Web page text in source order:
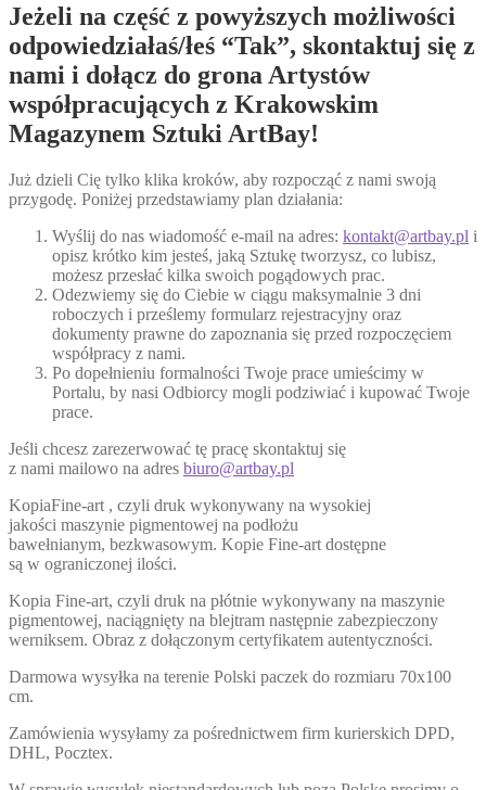
Jeżeli na część z powyższych możliwości
odpowiedziałaś/łeś “Tak”, skontaktuj się z
nami i dołącz do grona Artystów
współpracujących z Krakowskim
Magazynem Sztuki ArtBay!
Już dzieli Cię tylko klika kroków, aby rozpocząć z nami swoją
przygodę. Poniżej przedstawiamy plan działania:
Wyślij do nas wiadomość e-mail na adres: kontakt@artbay.pl i
opisz krótko kim jesteś, jaką Sztukę tworzysz, co lubisz,
możesz przesłać kilka swoich pogądowych prac.
Odezwiemy się do Ciebie w ciągu maksymalnie 3 dni
roboczych i prześlemy formularz rejestracyjny oraz
dokumenty prawne do zapoznania się przed rozpoczęciem
współpracy z nami.
Po dopełnieniu formalności Twoje prace umieścimy w
Portalu, by nasi Odbiorcy mogli podziwiać i kupować Twoje
prace.
Jeśli chcesz zarezerwować tę pracę skontaktuj się
z nami mailowo na adres biuro@artbay.pl
KopiaFine-art , czyli druk wykonywany na wysokiej
jakości maszynie pigmentowej na podłożu
bawełnianym, bezkwasowym. Kopie Fine-art dostępne
są w ograniczonej ilości.
Kopia Fine-art, czyli druk na płótnie wykonywany na maszynie
pigmentowej, naciągnięty na blejtram następnie zabezpieczony
werniksem. Obraz z dołączonym certyfikatem autentyczności.
Darmowa wysyłka na terenie Polski paczek do rozmiaru 70x100
cm.
Zamówienia wysyłamy za pośrednictwem firm kurierskich DPD,
DHL, Pocztex.